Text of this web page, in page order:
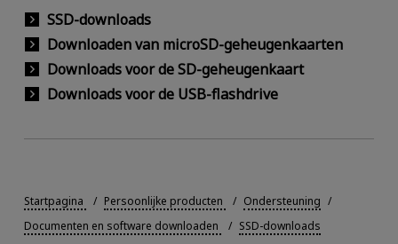
SSD-downloads
Downloaden van microSD-geheugenkaarten
Downloads voor de SD-geheugenkaart
Downloads voor de USB-flashdrive
Startpagina Persoonlijke producten
Ondersteuning
Documenten en software downloaden
SSD-downloads